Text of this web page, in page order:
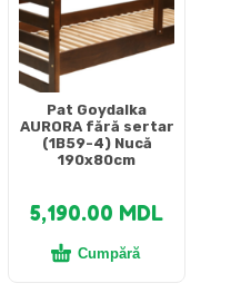
Pat Goydalka
AURORA fără sertar
(1B59-4) Nucă
190x80cm
5,190.00 MDL
Cumpără